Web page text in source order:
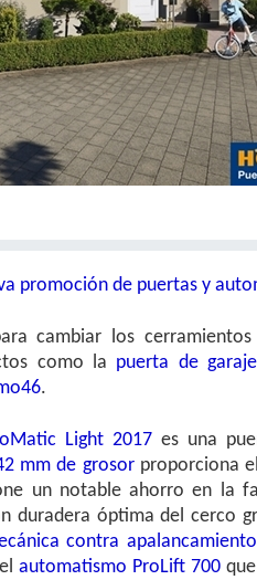
promoción de puertas y
cambiar los
como la puerta de
.
Light 2017 es una
mm de grosorproporciona
un notable ahorro en la
duradera óptima del cerco
contra apalancamiento
automatismo ProLift 700